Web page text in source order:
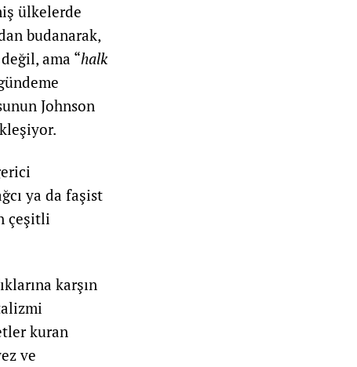
ülkelerde
budanarak,
ama “halk
Johnson
ya da faşist
çeşitli
karşın
kuran
ve